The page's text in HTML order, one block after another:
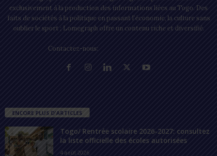
exclusivement à la production des informations liées au Togo. Des
faits de sociétés à la politique en passant l’économie, la culture sans
oublier le sport ; Lomegraph offre un contenu riche et diversifié.
Contactez-nous:
ENCORE PLUS D'ARTICLES
Togo/ Rentrée scolaire 2026-2027: consultez
la liste officielle des écoles autorisées
4 août 2026